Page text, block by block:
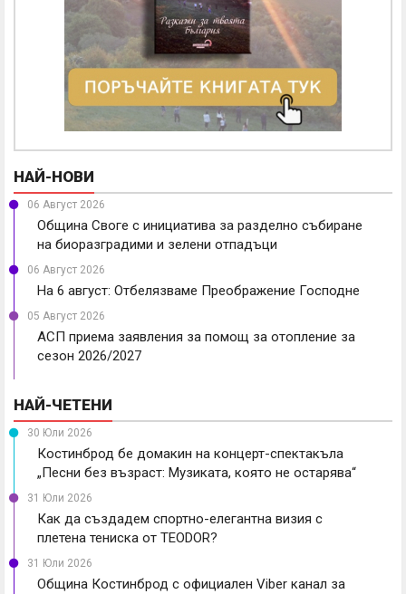
НАЙ-НОВИ
06 Август 2026
Община Своге с инициатива за разделно събиране
на биоразградими и зелени отпадъци
06 Август 2026
На 6 август: Отбелязваме Преображение Господне
05 Август 2026
АСП приема заявления за помощ за отопление за
сезон 2026/2027
НАЙ-ЧЕТЕНИ
30 Юли 2026
Костинброд бе домакин на концерт-спектакъла
„Песни без възраст: Музиката, която не остарява“
31 Юли 2026
Как да създадем спортно-елегантна визия с
плетена тениска от TEODOR?
31 Юли 2026
Община Костинброд с официален Viber канал за